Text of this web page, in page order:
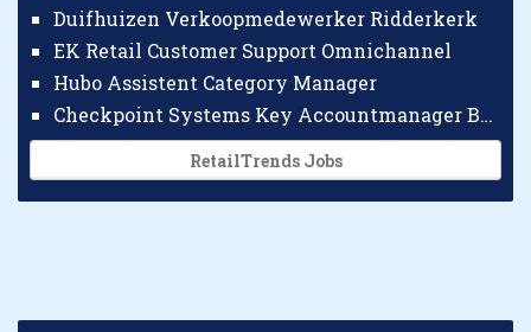
Duifhuizen Verkoopmedewerker Ridderkerk
EK Retail Customer Support Omnichannel
Hubo Assistent Category Manager
Checkpoint Systems Key Accountmanager Benelux
RetailTrends Jobs